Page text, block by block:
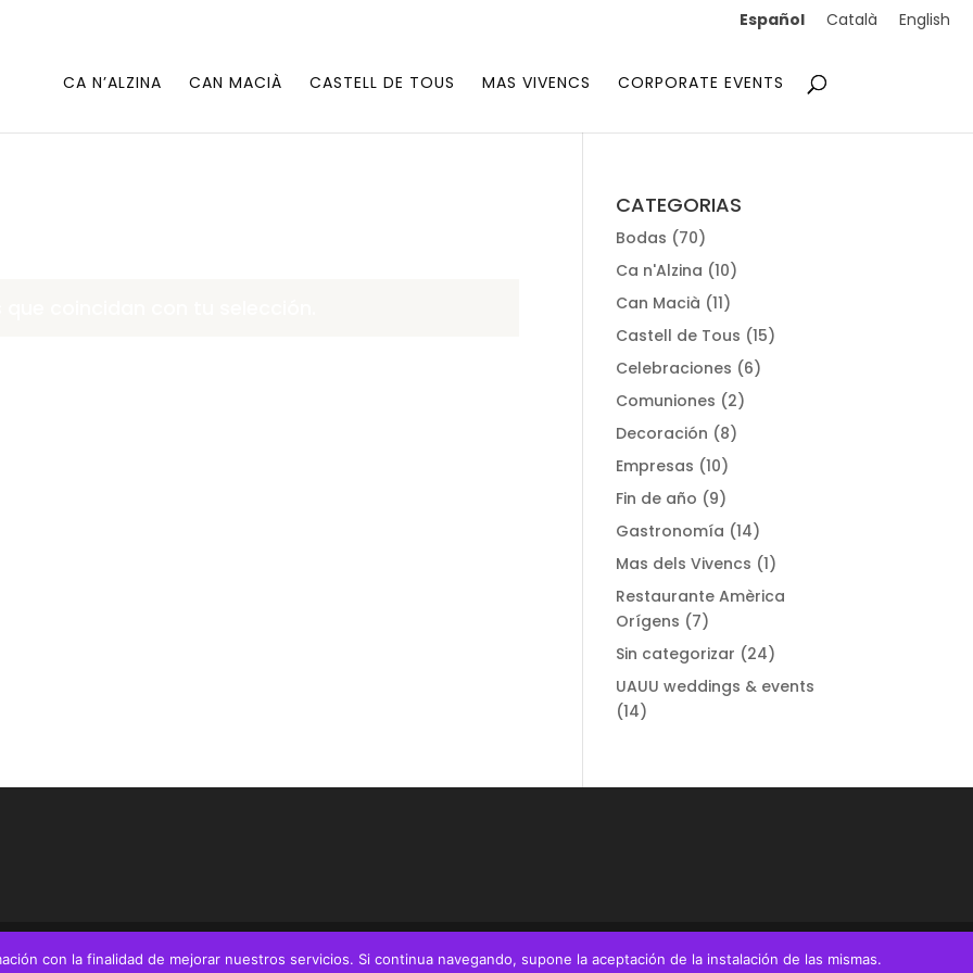
Español Català English
CA N’ALZINA CAN MACIÀ CASTELL DE TOUS MAS VIVENCS CORPORATE EVENTS
CATEGORIAS
Bodas (70)
Ca n'Alzina (10)
Can Macià (11)
Castell de Tous (15)
Celebraciones (6)
Comuniones (2)
Decoración (8)
Empresas (10)
Fin de año (9)
Gastronomía (14)
Mas dels Vivencs (1)
Restaurante Amèrica
Orígens (7)
Sin categorizar (24)
UAUU weddings & events
(14)
con la finalidad de mejorar nuestros servicios. Si continua navegando, supone la aceptación de la instalación de las mismas.